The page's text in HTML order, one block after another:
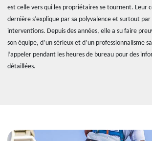
est celle vers qui les propriétaires se tournent. Leur
dernière s’explique par sa polyvalence et surtout
interventions. Depuis des années, elle a su faire
son équipe, d’un sérieux et d’un professionnalisme
l’appeler pendant les heures de bureau pour des
détaillées.